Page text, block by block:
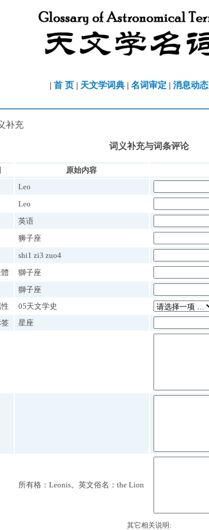
| 首 页 | 天文学词典 | 名词审定 | 消息动态
补充
词义补充与词条评论
原始内容
Leo
Leo
英语
狮子座
shi1 zi3 zuo4
獅子座
獅子座
05天文学史
星座
所有格：Leonis。英文俗名：the Lion
其它相关说明: